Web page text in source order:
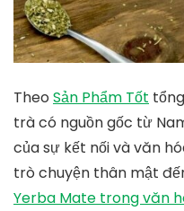
Theo Sản Phẩm Tốt
trà có nguồn gốc từ
của sự kết nối và văn
trò chuyện thân mật
Yerba Mate trong văn